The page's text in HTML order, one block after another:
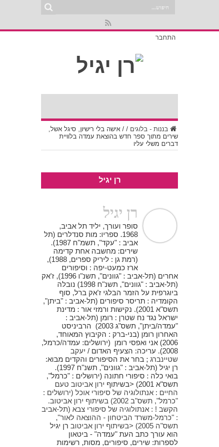
התחבר
בננות - בלוגים /
/ אישה בלי רישיון, סיגל אשל,
שירים מתוך ספר חדש בהוצאת עמדה בלוויית
דברים משלי עליו
רן יגיל
רן יגיל
סופר ועורך, יליד תל אביב,
1968. ספריו: מות סנדלרים (תל
אביב : "עקד", תשמ"ח 1987).
שירים: מחשבה אחת קדימה
(רמת גן : ליריק ספרים, 1988),
ארז כמעט-יפה : וסיפורים
אחרים (תל-אביב : "גוונים", תשנ"ו 1996), ז'אק
(תל-אביב : "גוונים", תשנ"ח 1998) נובלה
ביוגרפית על הזמר הבלגי ז'אק ברל, סוף
הקומדיה : תריסר סיפורים (תל-אביב : "ביתן",
תשס"א 2001). נקישות ורמזי אור : מדינת
ישראל נגד נח שטרן : רומן (תל-אביב :
"עמדה/ביתן", תשס"ג 2003) הרביניסט
האחרון רומן (בני-ברק : הקיבוץ המאוחד,
2006) אני ואפסי רומן (ירושלים: עמדה/כרמל,
2008). עריכה: הצעיף האדום /
יעקב
שטיינברג ; בחר את הסיפורים והקדים מבוא:
רן יגיל (תל-אביב : "גוונים", תשנ"ח 1997).
בואי כלה : סיפורי חתונה (ירושלים : "כרמל",
תשס"א 2001) <בשיתוף
ירון אביטוב טעם
החיים : אנתולוגיה של סיפורי אוכל (ירושלים :
"כרמל", תשס"ב 2002) בשיתוף
ירון אביטוב.
הקשב ! : אנתולוגיה של סיפורי צבא (תל-אביב
: "כרמל-משרד הביטחון - ההוצאה לאור",
תשס"ה 2005) <בשיתוף
ירון אביטוב רן יגיל
הוא עורך כתב העת "עמדה" - ביטאון
לספרות: שירים, סיפורים, מסות, רשימות